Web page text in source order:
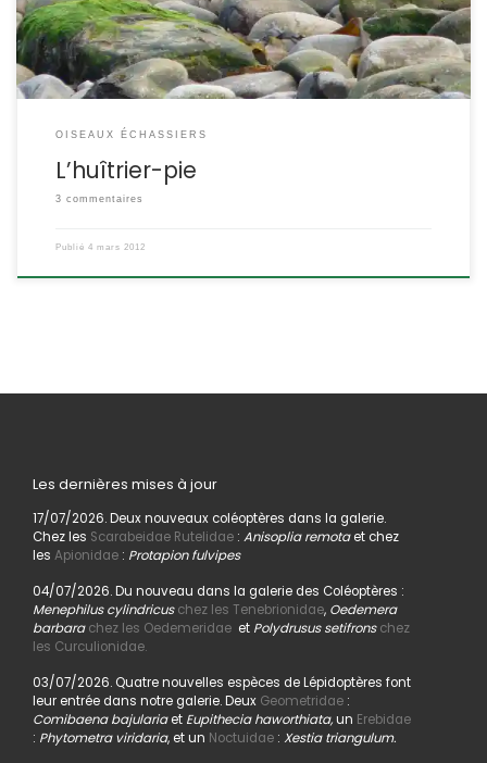
ETYMOLOGIE : Haematopus = à pattes rouges […]
OISEAUX ÉCHASSIERS
L’huîtrier-pie
3 commentaires
Publié 4 mars 2012
Les dernières mises à jour
17/07/2026. Deux nouveaux coléoptères dans la galerie.
Chez les Scarabeidae Rutelidae: Anisoplia remotaet chez
les Apionidae: Protapion fulvipes
04/07/2026. Du nouveau dans la galerie des Coléoptères :
Menephilus cylindricus chez les Tenebrionidae,Oedemera
barbara chez les Oedemeridaeet Polydrusus setifrons chez
les Curculionidae.
03/07/2026. Quatre nouvelles espèces de Lépidoptères font
leur entrée dans notre galerie. Deux Geometridae:
Comibaena bajulariaet Eupithecia haworthiata,un Erebidae
: Phytometra viridaria, et un Noctuidae: Xestia triangulum.